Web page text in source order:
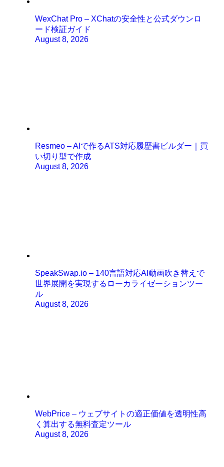
WexChat Pro – XChatの安全性と公式ダウンロ
ード検証ガイド
August 8, 2026
Resmeo – AIで作るATS対応履歴書ビルダー｜買
い切り型で作成
August 8, 2026
SpeakSwap.io – 140言語対応AI動画吹き替えで
世界展開を実現するローカライゼーションツー
ル
August 8, 2026
WebPrice – ウェブサイトの適正価値を透明性高
く算出する無料査定ツール
August 8, 2026